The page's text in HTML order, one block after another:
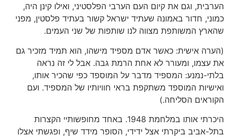
הערבית, וגם את קיום העם הערבי הפלסטיני, ואילו קינן היה,
כמוני, חדור באמונה שעתיד ישראל קשור בעתיד פלסטין, מפני
שהארץ המשותפת מצווה לנו שותפות של שני העמים.
(הערה אישית: כאשר אדם מספיד מישהו, הוא תמיד מזכיר גם
את עצמו, ומעורר לא אחת הרמת גבה. אבל לי זה נראה
בלתי-נמנע: המספיד מדבר על המוספד כפי שהכיר אותו,
ואישיות המוספד משתקפת בראי חוויותיו של המספיד. ועם
הקוראים הסליחה.)
היכרתי אותו במלחמת 1948. באחד מחופשותיי הקצרות
בתל-אביב ביקרתי אצל ידידי, הסופר מידד שיף, ופגשתי אצלו